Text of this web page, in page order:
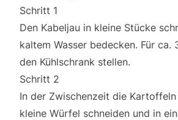
Schritt 1
Den Kabeljau in kleine Stücke
kaltem Wasser bedecken. Für ca.
den Kühlschrank stellen.
Schritt 2
In der Zwischenzeit die Kartoffeln
kleine Würfel schneiden und in